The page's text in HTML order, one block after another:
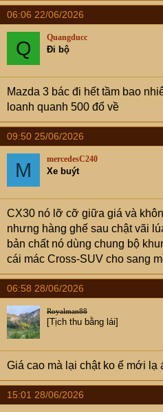
06:06 22/06/2026
Q Quangducc
Đi bộ
Mazda 3 bác đi hết tầm bao
loanh quanh 500 đổ về
09:50 25/06/2026
M mercedesC240
Xe buýt
CX30 nó lỡ cỡ giữa giá và
nhưng hàng ghế sau chật vãi
bản chất nó dùng chung bộ
cái mác Cross-SUV cho sang
06:58 28/06/2026
Royalman88
[Tịch thu bằng lái]
Giá cao mà lại chật ko ế mới lạ
15:01 28/06/2026